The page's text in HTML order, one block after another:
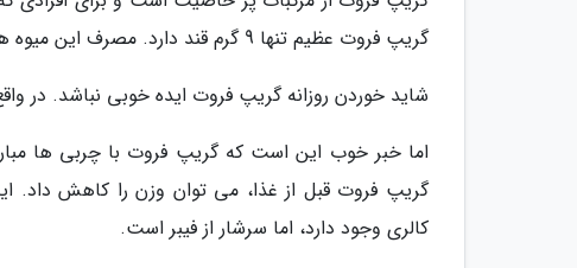
گریپ فروت عظیم تنها 9 گرم قند دارد. مصرف این میوه همراه با صبحانه بسیار توصیه شده است.
شاید خوردن روزانه گریپ فروت ایده خوبی نباشد. در
اما خبر خوب این است که گریپ فروت با چربی ها
کالری وجود دارد، اما سرشار از فیبر است.